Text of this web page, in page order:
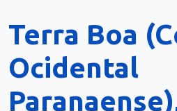
Terra Boa
Ocidental